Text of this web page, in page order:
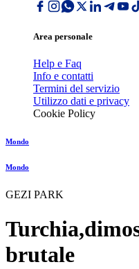
Area personale
Help e Faq
Info e contatti
Termini del servizio
Utilizzo dati e privacy
Cookie Policy
Mondo
Mondo
GEZI PARK
brutale